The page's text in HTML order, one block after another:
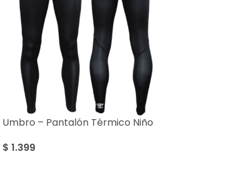
Umbro – Pantalón Térmico Niño
$ 1.399